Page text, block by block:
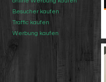
Besucher kaufen
Traffic kaufen
Werbung kaufen